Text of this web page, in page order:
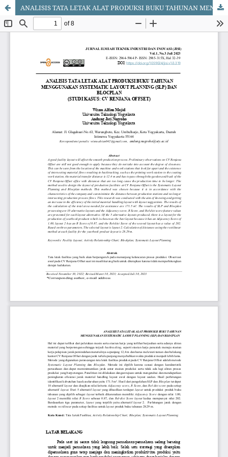
ANALISIS TATA LETAK ALAT PRODUKSI BUKU TAHUNAN MENGGUNAKAN SYSTEMATIC LAYOUT PLANNING (SLP) DAN BLOCPLAN (STUDI KASUS: CV RENJANA OFFSET)